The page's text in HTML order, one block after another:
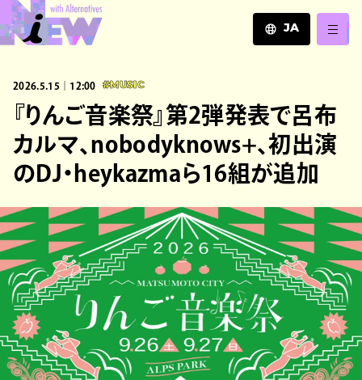
JA
ZH
2026.5.15｜12:00 #MUSIC
『りんご音楽祭』第2弾発表で呂布
カルマ、nobodyknows+、初出演
のDJ・heykazmaら16組が追加